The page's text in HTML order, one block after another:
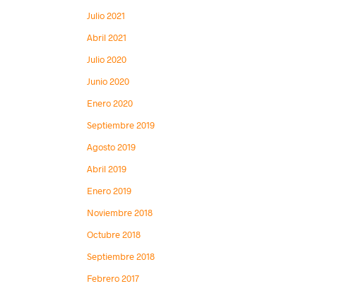
Julio 2021
Abril 2021
Julio 2020
Junio 2020
Enero 2020
Septiembre 2019
Agosto 2019
Abril 2019
Enero 2019
Noviembre 2018
Octubre 2018
Septiembre 2018
Febrero 2017